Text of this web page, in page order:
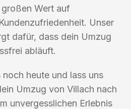
Wert auf
Unser
dafür, dass dein Umzug
abläuft.
noch heute und lass uns
Umzug von Villach nach
unvergesslichen Erlebnis